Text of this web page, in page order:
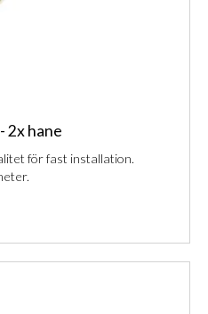
2x hane
för fast installation.